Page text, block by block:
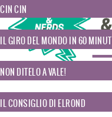
CIN CIN
IL GIRO DEL MONDO IN 60 MINUTI
NON DITELO A VALE!
IL CONSIGLIO DI ELROND